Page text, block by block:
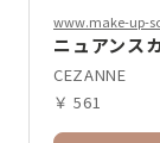
www.make-up-
ニュアンス
CEZANNE
￥ 561